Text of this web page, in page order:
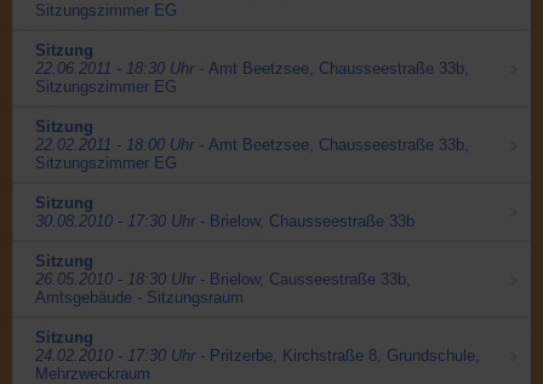
Sitzungszimmer EG
Sitzung
22.06.2011 - 18:30 Uhr - Amt Beetzsee, Chausseestraße 33b,
Sitzungszimmer EG
Sitzung
22.02.2011 - 18:00 Uhr - Amt Beetzsee, Chausseestraße 33b,
Sitzungszimmer EG
Sitzung
30.08.2010 - 17:30 Uhr - Brielow, Chausseestraße 33b
Sitzung
26.05.2010 - 18:30 Uhr - Brielow, Causseestraße 33b,
Amtsgebäude - Sitzungsraum
Sitzung
24.02.2010 - 17:30 Uhr - Pritzerbe, Kirchstraße 8, Grundschule,
Mehrzweckraum